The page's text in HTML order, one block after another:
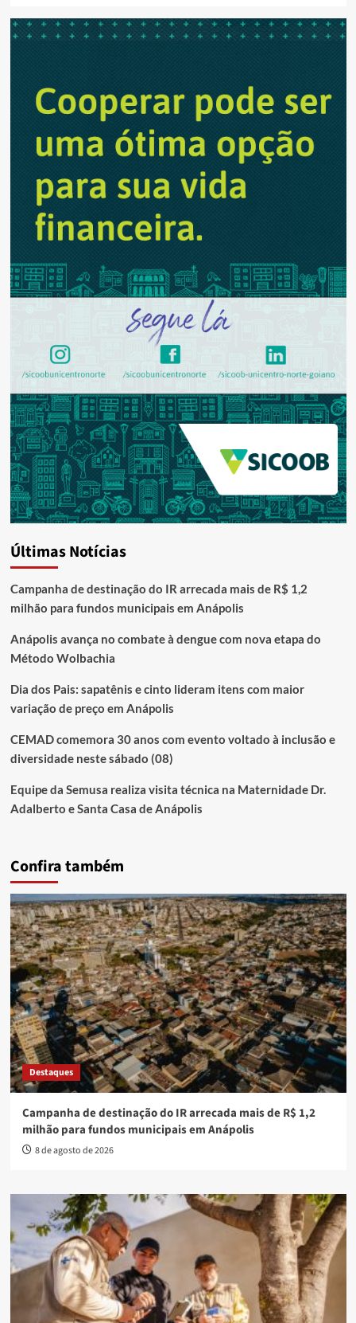
Últimas Notícias
Campanha de destinação do IR arrecada mais de R$ 1,2
milhão para fundos municipais em Anápolis
Anápolis avança no combate à dengue com nova etapa do
Método Wolbachia
Dia dos Pais: sapatênis e cinto lideram itens com maior
variação de preço em Anápolis
CEMAD comemora 30 anos com evento voltado à inclusão e
diversidade neste sábado (08)
Equipe da Semusa realiza visita técnica na Maternidade Dr.
Adalberto e Santa Casa de Anápolis
Confira também
Destaques
Campanha de destinação do IR arrecada mais de R$ 1,2
milhão para fundos municipais em Anápolis
8 de agosto de 2026